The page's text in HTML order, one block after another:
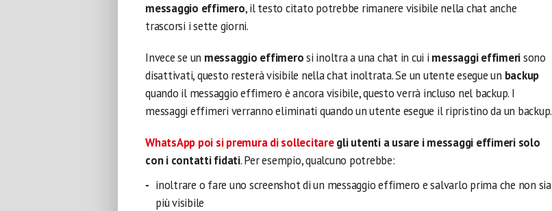
messaggio effimero, il testo citato potrebbe rimanere visibile nella chat anche
trascorsi i sette giorni.
Invece se un messaggio effimerosi inoltra a una chat in cui i messaggi effimerisono
disattivati, questo resterà visibile nella chat inoltrata. Se un utente esegue un backup
quando il messaggio effimero è ancora visibile, questo verrà incluso nel backup. I
messaggi effimeri verranno eliminati quando un utente esegue il ripristino da un backup.
WhatsApp poi si premura disollecitaregli utenti a usare i messaggi effimeri solo
con i contatti fidati. Per esempio, qualcuno potrebbe:
inoltrare o fare uno screenshot di un messaggio effimero e salvarlo prima che non sia
più visibile